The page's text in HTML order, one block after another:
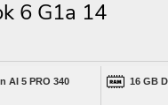
6 G1a 14
AI 5 PRO 340 16 GB